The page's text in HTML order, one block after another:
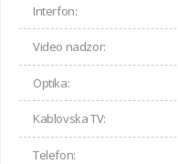
Interfon:
Video nadzor:
Optika:
Kablovska TV:
Telefon: